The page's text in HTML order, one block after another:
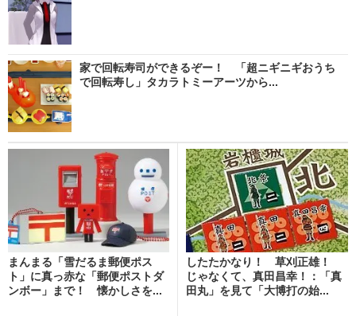
家で回転寿司ができるぞー！ 「超ニギニギおうち
で回転寿し」タカラトミーアーツから...
まんまる「雪だるま郵便ポス
ト」に真っ赤な「郵便ポストダ
ンボー」まで！ 懐かしさを...
したたかなり！ 草刈正雄！
じゃなくて、真田昌幸！：「真
田丸」を見て「大博打の始...